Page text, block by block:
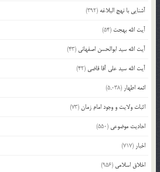
آشنایی با نهج البلاغه (392)
آیت الله بهجت (54)
آیت الله سید ابوالحسن اصفهانی (43)
آیت الله سید علی آقا قاضی (42)
ائمه اطهار (5,038)
اثبات ولایت و وجود امام زمان(73)
احادیث موضوعی (550)
اخبار (717)
اخلاق اسلامی (956)